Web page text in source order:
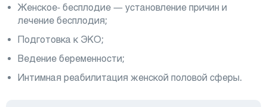
Женское- бесплодие — установление причин и
лечение бесплодия;
Подготовка к ЭКО;
Ведение беременности;
Интимная реабилитация женской половой сферы.